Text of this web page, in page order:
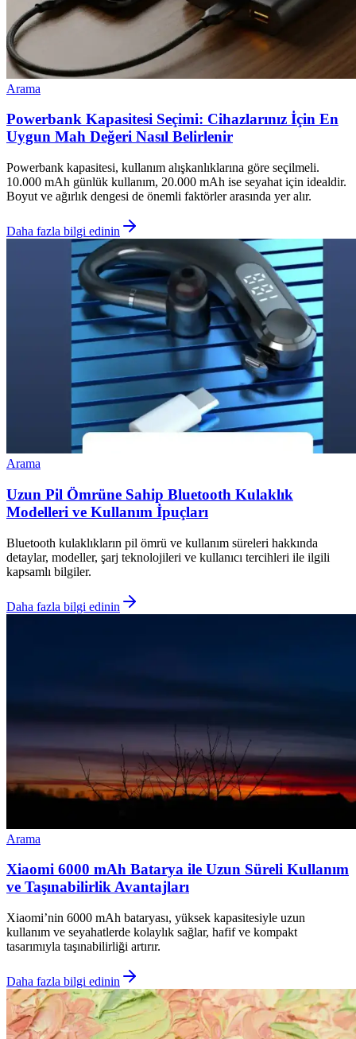
Arama
Powerbank Kapasitesi Seçimi: Cihazlarınız İçin En
Uygun Mah Değeri Nasıl Belirlenir
Powerbank kapasitesi, kullanım alışkanlıklarına göre seçilmeli.
10.000 mAh günlük kullanım, 20.000 mAh ise seyahat için idealdir.
Boyut ve ağırlık dengesi de önemli faktörler arasında yer alır.
Daha fazla bilgi edinin
Arama
Uzun Pil Ömrüne Sahip Bluetooth Kulaklık
Modelleri ve Kullanım İpuçları
Bluetooth kulaklıkların pil ömrü ve kullanım süreleri hakkında
detaylar, modeller, şarj teknolojileri ve kullanıcı tercihleri ile ilgili
kapsamlı bilgiler.
Daha fazla bilgi edinin
Arama
Xiaomi 6000 mAh Batarya ile Uzun Süreli Kullanım
ve Taşınabilirlik Avantajları
Xiaomi’nin 6000 mAh bataryası, yüksek kapasitesiyle uzun
kullanım ve seyahatlerde kolaylık sağlar, hafif ve kompakt
tasarımıyla taşınabilirliği artırır.
Daha fazla bilgi edinin